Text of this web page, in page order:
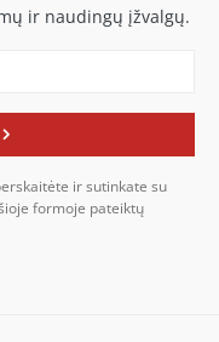
ir naudingų įžvalgų.
ir sutinkate su
formoje pateiktų